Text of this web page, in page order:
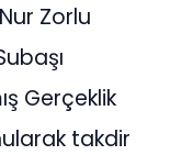
Zorlu
Gerçeklik
takdir